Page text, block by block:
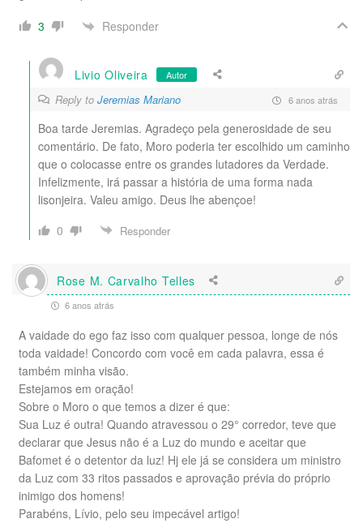
3
Responder
Livio Oliveira Autor
Reply to Jeremias Mariano 6 anos atrás
Boa tarde Jeremias. Agradeço pela generosidade de seu
comentário. De fato, Moro poderia ter escolhido um caminho
que o colocasse entre os grandes lutadores da Verdade.
Infelizmente, irá passar a história de uma forma nada
lisonjeira. Valeu amigo. Deus lhe abençoe!
0
Responder
Rose M. Carvalho Telles
6 anos atrás
A vaidade do ego faz isso com qualquer pessoa, longe de nós
toda vaidade! Concordo com você em cada palavra, essa é
também minha visão.
Estejamos em oração!
Sobre o Moro o que temos a dizer é que:
Sua Luz é outra! Quando atravessou o 29° corredor, teve que
declarar que Jesus não é a Luz do mundo e aceitar que
Bafomet é o detentor da luz! Hj ele já se considera um ministro
da Luz com 33 ritos passados e aprovação prévia do próprio
inimigo dos homens!
Parabéns, Lívio, pelo seu impecável artigo!